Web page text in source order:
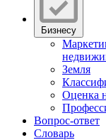
Бизнесу
Земля
Оценка
Вопрос-ответ
Словарь